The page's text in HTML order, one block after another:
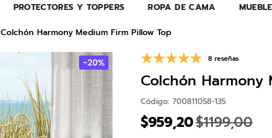
PROTECTORES Y TOPPERS ROPA DE CAMA
Colchón Harmony Medium Firm Pillow Top
8 reseñas
Colchón Harmony
Código: 700811058-135
$959,20$1199,00
TÉRMINOS MÁS BUSCADOS
1.
erica
almohada
colchon
4
harmony
5.
base
6.
beautyrest